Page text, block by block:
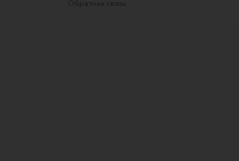
Обратная связь